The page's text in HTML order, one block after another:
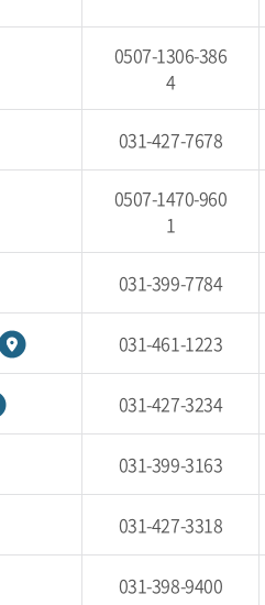
0507-1306-386
4
031-427-7678
0507-1470-960
1
031-399-7784
031-461-1223
031-427-3234
031-399-3163
031-427-3318
031-398-9400